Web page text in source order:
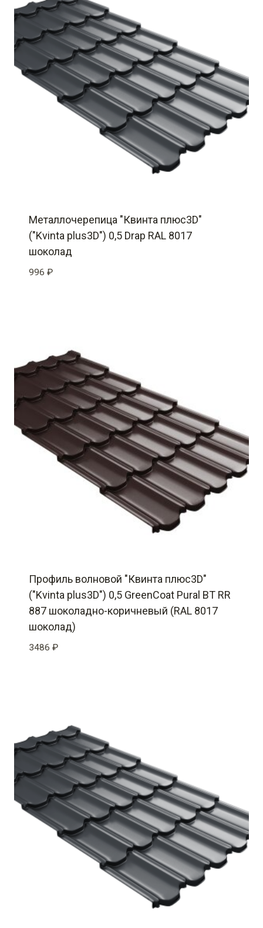
Металлочерепица "Квинта плюс3D"
("Kvinta plus3D") 0,5 Drap RAL 8017
шоколад
996 ₽
Профиль волновой "Квинта плюс3D"
("Kvinta plus3D") 0,5 GreenCoat Pural BT RR
887 шоколадно-коричневый (RAL 8017
шоколад)
3486 ₽